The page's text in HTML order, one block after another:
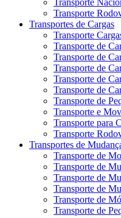
Transporte
Transporte
Transportes de Cargas
Transporte
Transporte de
Transporte de
Transporte de
Transporte de
Transporte de
Transporte de
Transporte e
Transporte para
Transporte
Transportes de
Transporte de
Transporte de
Transporte de
Transporte de
Transporte de
Transporte de